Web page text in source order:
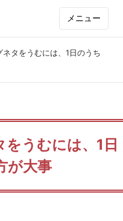
メニュー
ネタをうむには、1日のうち
うむには、1日
が大事